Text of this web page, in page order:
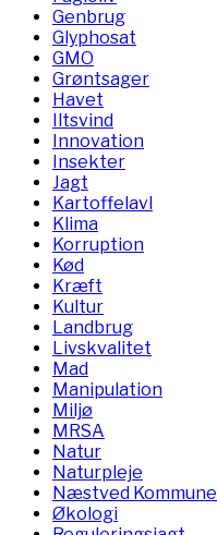
Genbrug
Glyphosat
GMO
Grøntsager
Havet
Iltsvind
Innovation
Insekter
Jagt
Kartoffelavl
Klima
Korruption
Kød
Kræft
Kultur
Landbrug
Livskvalitet
Mad
Manipulation
Miljø
MRSA
Natur
Naturpleje
Næstved Kommune
Økologi